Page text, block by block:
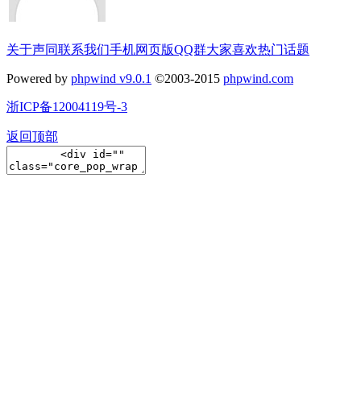
关于声同联系我们手机网页版QQ群大家喜欢热门话题
Powered by phpwind v9.0.1 ©2003-2015 phpwind.com
浙ICP备12004119号-3
返回顶部